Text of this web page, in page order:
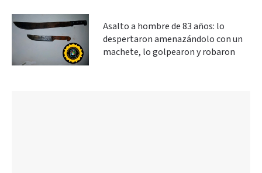
Asalto a hombre de 83 años: lo
despertaron amenazándolo con un
machete, lo golpearon y robaron